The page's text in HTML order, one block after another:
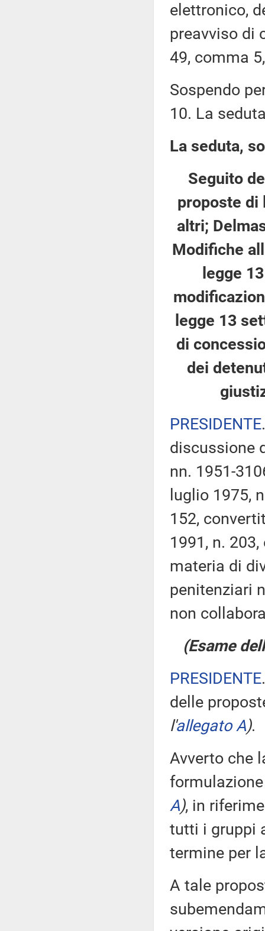
elettronico,
preavviso di
49, comma
Sospendo
10. La
La seduta,
Seguito
proposte di
altri;
Modifiche
legge
legge 13
di
dei
PRESIDENTE
discussione
nn. 1951-
luglio 1975,
152,
1991, n.
materia di
penitenziari
non
(Esame
PRESIDENTE
delle
l'allegato A).
Avverto che
A), in
tutti i gruppi
termine per
A tale